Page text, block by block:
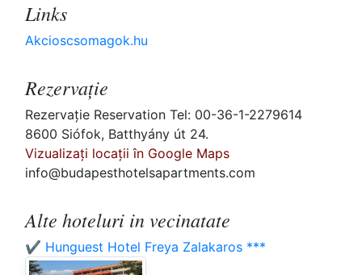
Links
Akcioscsomagok.hu
Rezervaţie
Rezervaţie Reservation Tel: 00-36-1-2279614
8600 Siófok, Batthyány út 24.
Vizualizați locații în Google Maps
info@budapesthotelsapartments.com
Alte hoteluri in vecinatate
✔️ Hunguest Hotel Freya Zalakaros ***